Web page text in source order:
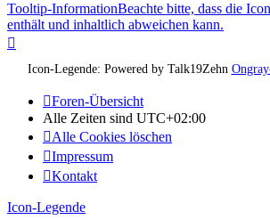
Tooltip-InformationBeachte bitte, dass die
enthält und inhaltlich abweichen kann.
Icon-Legende: Powered by Talk19Zehn
Foren-Übersicht
Alle Zeiten sind UTC+02:00
Alle Cookies löschen
Impressum
Kontakt
Icon-Legende